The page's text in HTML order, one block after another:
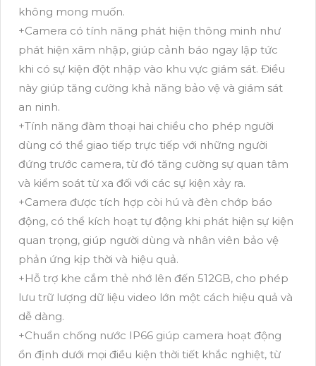
không mong muốn.
+Camera có tính năng phát hiện thông minh như
phát hiện xâm nhập, giúp cảnh báo ngay lập tức
khi có sự kiện đột nhập vào khu vực giám sát. Điều
này giúp tăng cường khả năng bảo vệ và giám sát
an ninh.
+Tính năng đàm thoại hai chiều cho phép người
dùng có thể giao tiếp trực tiếp với những người
đứng trước camera, từ đó tăng cường sự quan tâm
và kiểm soát từ xa đối với các sự kiện xảy ra.
+Camera được tích hợp còi hú và đèn chớp báo
động, có thể kích hoạt tự động khi phát hiện sự kiện
quan trọng, giúp người dùng và nhân viên bảo vệ
phản ứng kịp thời và hiệu quả.
+Hỗ trợ khe cắm thẻ nhớ lên đến 512GB, cho phép
lưu trữ lượng dữ liệu video lớn một cách hiệu quả và
dễ dàng.
+Chuẩn chống nước IP66 giúp camera hoạt động
ổn định dưới mọi điều kiện thời tiết khắc nghiệt, từ